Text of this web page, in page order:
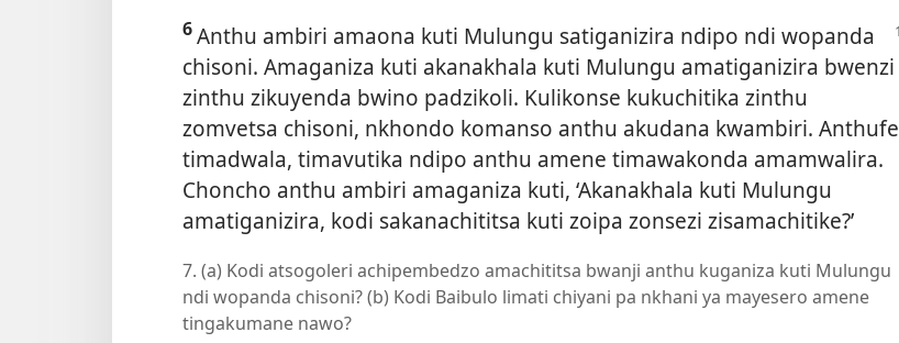
6Anthu ambiri amaona kuti Mulungu satiganizira ndipo ndi wopanda
chisoni. Amaganiza kuti akanakhala kuti Mulungu amatiganizira bwenzi
zinthu zikuyenda bwino padzikoli. Kulikonse kukuchitika zinthu
zomvetsa chisoni, nkhondo komanso anthu akudana kwambiri. Anthufe
timadwala, timavutika ndipo anthu amene timawakonda amamwalira.
Choncho anthu ambiri amaganiza kuti, ‘Akanakhala kuti Mulungu
amatiganizira, kodi sakanachititsa kuti zoipa zonsezi zisamachitike?’
7. (a) Kodi atsogoleri achipembedzo amachititsa bwanji anthu kuganiza kuti Mulungu
ndi wopanda chisoni? (b) Kodi Baibulo limati chiyani pa nkhani ya mayesero amene
tingakumane nawo?